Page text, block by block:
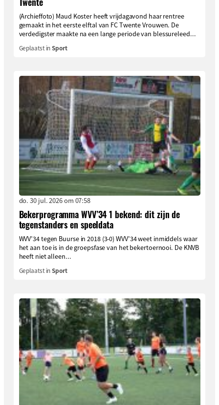
(Archieffoto) Maud Koster heeft vrijdagavond haar rentree
gemaakt in het eerste elftal van FC Twente Vrouwen. De
verdedigster maakte na een lange periode van blessureleed...
Geplaatst inSport
do. 30 jul. 2026 om 07:58
Bekerprogramma WVV’34 1 bekend: dit zijn de
tegenstanders en speeldata
WVV’34 tegen Buurse in 2018 (3-0) WVV’34 weet inmiddels waar
het aan toe is in de groepsfase van het bekertoernooi. De KNVB
heeft niet alleen...
Geplaatst inSport